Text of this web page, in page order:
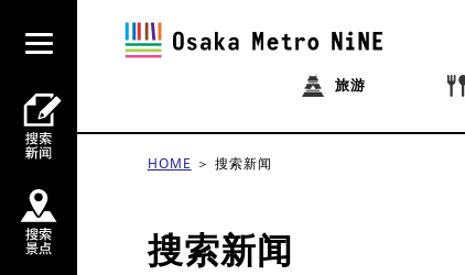
旅游
HOME 搜索新闻
搜索新闻